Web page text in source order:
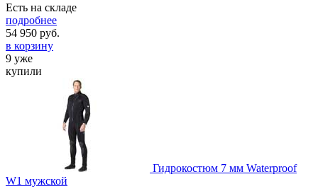
Есть на складе
подробнее
54 950 руб.
в корзину
9 уже
купили
Гидрокостюм 7 мм Waterproof
W1 мужской